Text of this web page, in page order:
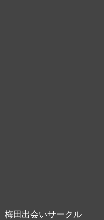
梅田出会いサークル